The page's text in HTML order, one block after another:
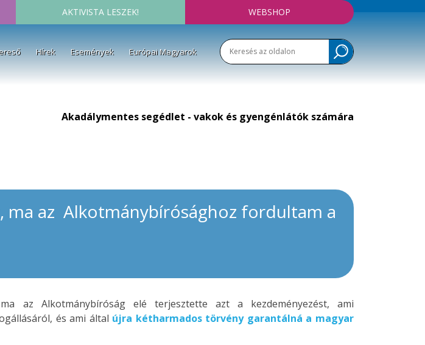
AKTIVISTA LESZEK! WEBSHOP
Hírek Események Európai Magyarok
Akadálymentes segédlet - vakok és gyengénlátók számára
ma az Alkotmánybírósághoz fordultam a
az Alkotmánybíróság elé terjesztette azt a kezdeményezést, ami
és ami által újra kétharmados törvény garantálná a magyar